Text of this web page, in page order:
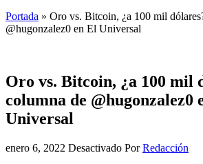
Portada » Oro vs. Bitcoin, ¿a 100 mil
@hugonzalez0 en El Universal
Oro vs. Bitcoin, ¿a 100 mil
columna de @hugonzalez0
Universal
enero 6, 2022 Desactivado Por Redacción